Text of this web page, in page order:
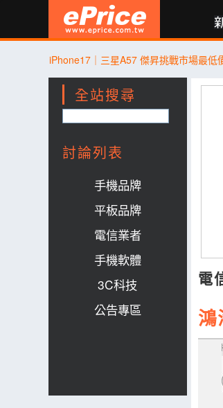
評測 討論 產品 買賣
iPhone17｜三星A57 傑昇挑戰市場最低
全站搜尋
討論列表
手機品牌
平板品牌
電信業者
手機軟體
3C科技
公告專區
電